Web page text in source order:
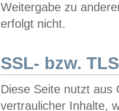
Weitergabe zu
erfolgt nicht.
SSL- bzw.
Diese Seite nutzt aus
vertraulicher Inhalte,